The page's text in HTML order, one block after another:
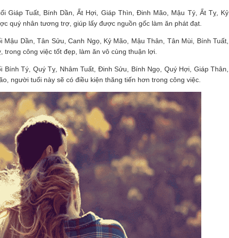
Giáp Tuất, Bính Dần, Ất Hợi, Giáp Thìn, Đinh Mão, Mậu Tý, Ất Tỵ, Kỷ
quý nhân tương trợ, giúp lấy được nguồn gốc làm ăn phát đạt.
Dần, Tân Sửu, Canh Ngọ, Kỷ Mão, Mậu Thân, Tân Mùi, Bính Tuất,
công việc tốt đẹp, làm ăn vô cùng thuận lợi.
Tý, Quý Tỵ, Nhâm Tuất, Đinh Sửu, Bính Ngọ, Quý Hợi, Giáp Thân,
người tuổi này sẽ có điều kiện thăng tiến hơn trong công việc.